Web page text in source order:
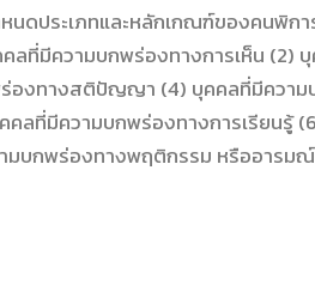
นดประเภทและหลักเกณฑ์ของคนพิก
ลที่มีความบกพร่องทางการเห็น (2)
องทางสติปัญญา (4) บุคคลที่มีความ
ลที่มีความบกพร่องทางการเรียนรู้
มบกพร่องทางพฤติกรรม หรืออาร